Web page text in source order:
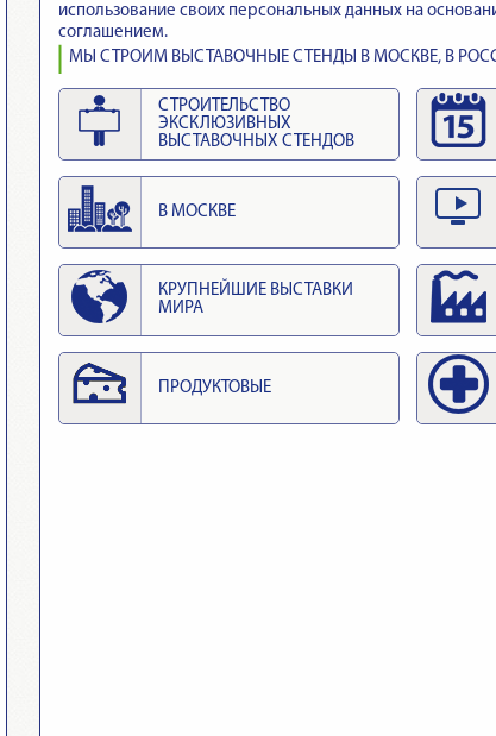
использование своих персональных данных на
соглашением.
МЫ СТРОИМ ВЫСТАВОЧНЫЕ СТЕНДЫ В МОСКВЕ, В
СТРОИТЕЛЬСТВО
ЭКСКЛЮЗИВНЫХ
ВЫСТАВОЧНЫХ СТЕНДОВ
В МОСКВЕ
КРУПНЕЙШИЕ ВЫСТАВКИ
МИРА
ПРОДУКТОВЫЕ